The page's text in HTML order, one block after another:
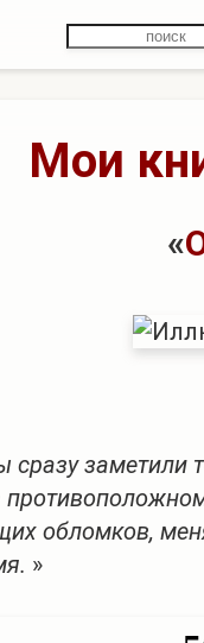
Мои
«
заметили
обломков,
»